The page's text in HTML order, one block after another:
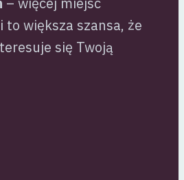
to większa szansa, że
się Twoją